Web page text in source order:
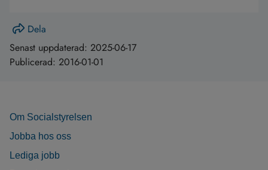
Dela
Senast uppdaterad: 2025-06-17
Publicerad: 2016-01-01
Om Socialstyrelsen
Jobba hos oss
Lediga jobb